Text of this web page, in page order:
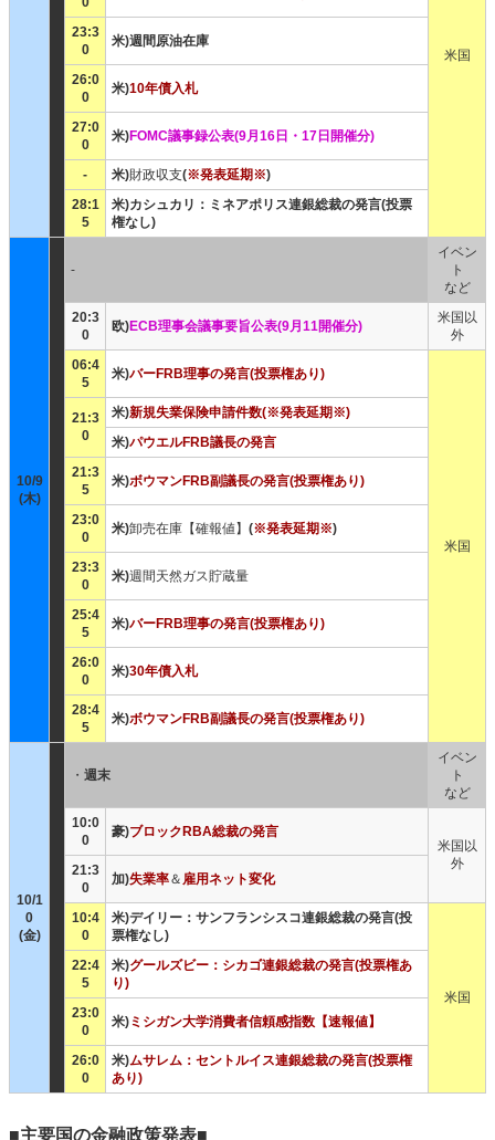
米国
23:3
0
米)週間原油在庫
26:0
0
米)10年債入札
27:0
0
米)FOMC議事録公表(9月16日・17日開催分)
- 米)財政収支(※発表延期※)
28:1
5
米)カシュカリ：ミネアポリス連銀総裁の発言(投票
権なし)
10/9
(木)
-
イベン
ト
など
20:3
0
欧)ECB理事会議事要旨公表(9月11開催分)
米国以
外
06:4
5
米)バーFRB理事の発言(投票権あり)
米国
21:3
0
米)新規失業保険申請件数(※発表延期※)
米)パウエルFRB議長の発言
21:3
5
米)ボウマンFRB副議長の発言(投票権あり)
23:0
0
米)卸売在庫【確報値】 (※発表延期※)
23:3
0
米)週間天然ガス貯蔵量
25:4
5
米)バーFRB理事の発言(投票権あり)
26:0
0
米)30年債入札
28:4
5
米)ボウマンFRB副議長の発言(投票権あり)
10/1
0
(金)
・ 週末
イベン
ト
など
10:0
0
豪)ブロックRBA総裁の発言
米国以
外
21:3
0
加)失業率＆ 雇用ネット変化
10:4
0
米)デイリー：サンフランシスコ連銀総裁の発言(投
票権なし)
米国
22:4
5
米)グールズビー：シカゴ連銀総裁の発言(投票権あ
り)
23:0
0
米) ミシガン大学消費者信頼感指数【速報値】
26:0
0
米)ムサレム：セントルイス連銀総裁の発言(投票権
あり)
■主要国の金融政策発表■